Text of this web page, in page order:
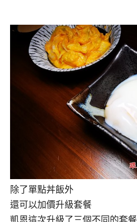
除了單點丼飯外
還可以加價升級套餐
凱恩這次升級了三個不同的套餐